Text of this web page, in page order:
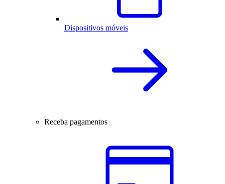
Dispositivos móveis
Receba pagamentos